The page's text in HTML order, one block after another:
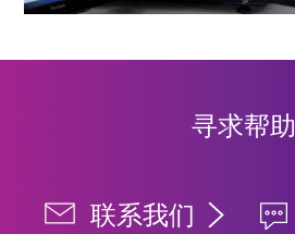
寻求帮助
联系我们